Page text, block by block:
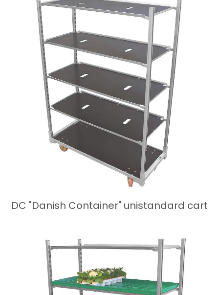
DC "Danish Container" unistandard cart